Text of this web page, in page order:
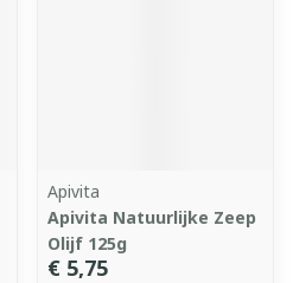
Apivita
Apivita Natuurlijke Zeep
Olijf 125g
€ 5,75